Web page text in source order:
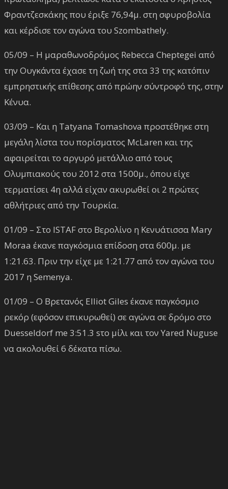
Φραντζεσκάκης που έριξε 76,94μ. στη σφυροβολία
και κέρδισε τον αγώνα του Szombathely.
05/09 – Η μαραθωνοδρόμος Rebecca Cheptegei από
την Ουγκάντα έχασε τη ζωή της στα 33 της κατόπιν
εμπρηστικής επίθεσης από πρώην σύντροφό της, στην
Κένυα.
03/09 – Και η Tatyana Tomashova προστέθηκε στη
μεγάλη λίστα του πορίσματος McLaren και της
αφαιρείται το αργυρό μετάλλιο από τους
Ολυμπιακούς του 2012 στα 1500μ., όπου είχε
τερματίσει 4η αλλά είχαν ακυρωθεί οι 2 πρώτες
αθλήτριες από την Τουρκία.
01/09 – Στο ISTAF στο Βερολίνο η Κενυάτισσα Mary
Moraa έκανε παγκόσμια επίδοση στα 600μ. με
1:21.63. Πριν την είχε με 1:21.77 από τον αγώνα του
2017 η Semenya.
01/09 – Ο Βρετανός Elliot Giles έκανε παγκόσμιο
ρεκόρ (εφόσον επικυρωθεί) σε αγώνα σε δρόμο στο
Duesseldorf me 3:51.3 sτο μίλι και τον Yared Nuguse
να ακολουθεί 6 δέκατα πίσω.